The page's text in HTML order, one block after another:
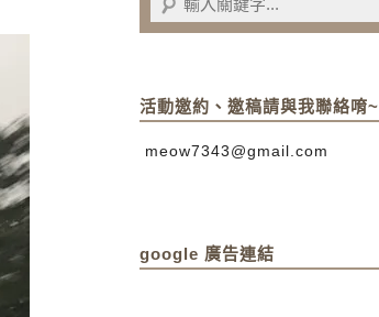
活動邀約、邀稿請與我聯絡唷~
meow7343@gmail.com
google 廣告連結